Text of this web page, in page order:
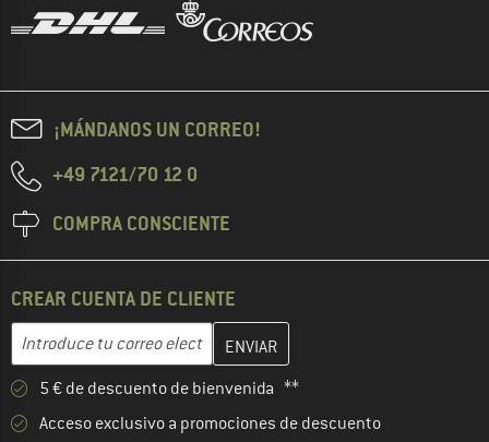
¡MÁNDANOS UN CORREO!
+49 7121/70 12 0
COMPRA CONSCIENTE
CREAR CUENTA DE CLIENTE
Dirección de correo electrónico
Introduce aquí tu dirección de correo electrónico y crea tu
5 € de descuento de bienvenida **
Acceso exclusivo a promociones de descuento